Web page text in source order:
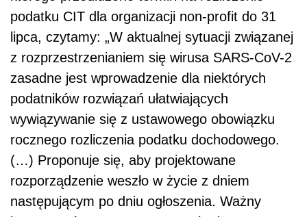
podatku CIT dla organizacji non-profit do 31
lipca, czytamy: „W aktualnej sytuacji związanej
z rozprzestrzenianiem się wirusa SARS-CoV-2
zasadne jest wprowadzenie dla niektórych
podatników rozwiązań ułatwiających
wywiązywanie się z ustawowego obowiązku
rocznego rozliczenia podatku dochodowego.
(…) Proponuje się, aby projektowane
rozporządzenie weszło w życie z dniem
następującym po dniu ogłoszenia. Ważny